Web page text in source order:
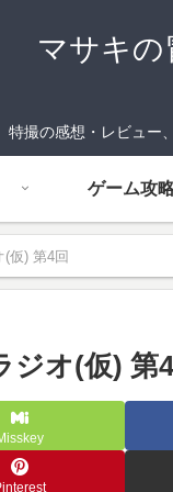
マサキの
特撮の感想・レビュー
ゲーム攻
(仮) 第4回
ジオ(仮) 第